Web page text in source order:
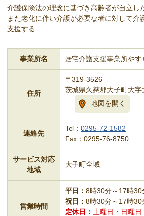
介護保険法の理念に基づき高齢者が自立し
また老化に伴い介護が必要な者に対して介
支援する
事業所名 居宅介護支援事業所やす
住所
〒319-3526
茨城県久慈郡大子町大字
地図を開く
連絡先
Tel： 0295-72-1582
Fax：0295-76-8750
サービス対応
地域
大子町全域
営業時間
平日
8時30分～17時30
祝日
8時30分～17時30
定休日
土曜日・日曜日